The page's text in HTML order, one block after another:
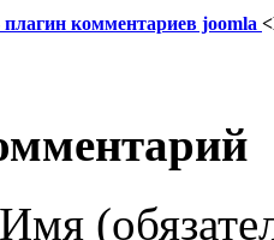
плагин комментариев joomla
Имя